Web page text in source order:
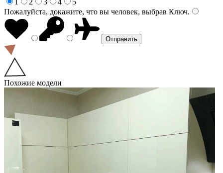
Пожалуйста, докажите, что вы человек, выбрав Ключ.
Похожие модели